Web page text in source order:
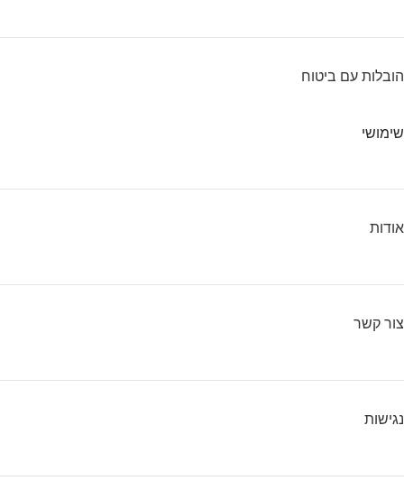
הובלות עם ביטוח
שימושי
אודות
צור קשר
נגישות